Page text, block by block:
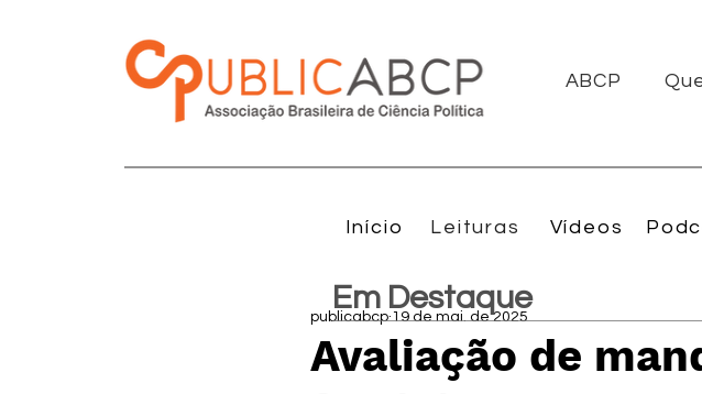
ABCP
Início Leituras Vídeos
Avaliação de
publicabcp 19 de mai. de 2025
Em Destaque